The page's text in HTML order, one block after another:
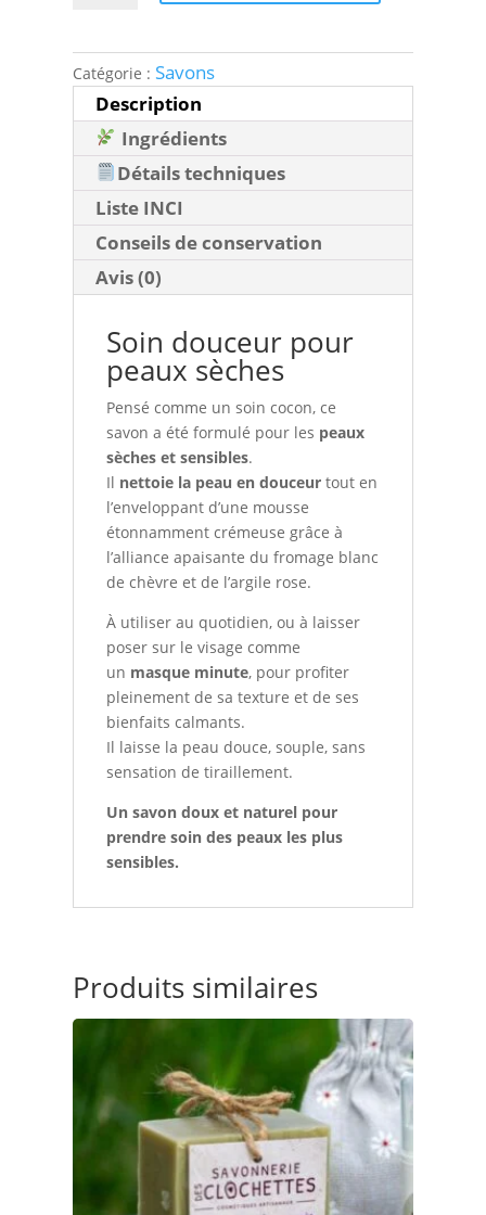
fromage
blanc
chèvre
&
argile
rose
Catégorie : Savons
Description
Ingrédients
Détails techniques
Liste INCI
Conseils de conservation
Avis (0)
Soin douceur pour
peaux sèches
Pensé comme un soin cocon, ce
savon a été formulé pour les peaux
sèches et sensibles.
Il nettoie la peau en douceur tout en
l’enveloppant d’une mousse
étonnamment crémeuse grâce à
l’alliance apaisante du fromage blanc
de chèvre et de l’argile rose.
À utiliser au quotidien, ou à laisser
poser sur le visage comme
un masque minute, pour profiter
pleinement de sa texture et de ses
bienfaits calmants.
Il laisse la peau douce, souple, sans
sensation de tiraillement.
Un savon doux et naturel pour
prendre soin des peaux les plus
sensibles.
Produits similaires